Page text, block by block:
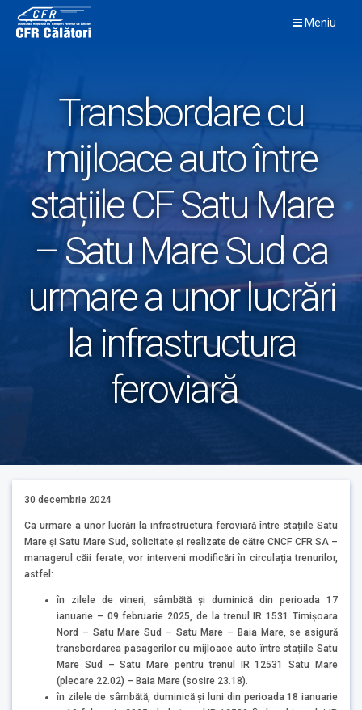
content
Meniu
Transbordare cu
mijloace auto între
stațiile CF Satu Mare
– Satu Mare Sud ca
urmare a unor lucrări
la infrastructura
feroviară
30 decembrie 2024
Ca urmare a unor lucrări la infrastructura feroviară între stațiile Satu
Mare și Satu Mare Sud, solicitate și realizate de către CNCF CFR SA –
managerul căii ferate, vor interveni modificări în circulația trenurilor,
astfel:
în zilele de vineri, sâmbătă și duminică din perioada 17
ianuarie – 09 februarie 2025, de la trenul IR 1531 Timișoara
Nord – Satu Mare Sud – Satu Mare – Baia Mare, se asigură
transbordarea pasagerilor cu mijloace auto între stațiile Satu
Mare Sud – Satu Mare pentru trenul IR 12531 Satu Mare
(plecare 22.02) – Baia Mare (sosire 23.18).
în zilele de sâmbătă, duminică și luni din perioada 18 ianuarie